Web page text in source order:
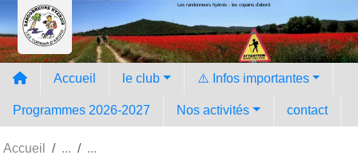
Les randonneurs hyèrois - les copains d'abord
Accueil le club ⚠️ Infos importantes
Programmes 2026-2027 Nos activités contact
Accueil
Panneau de gestion des cookies